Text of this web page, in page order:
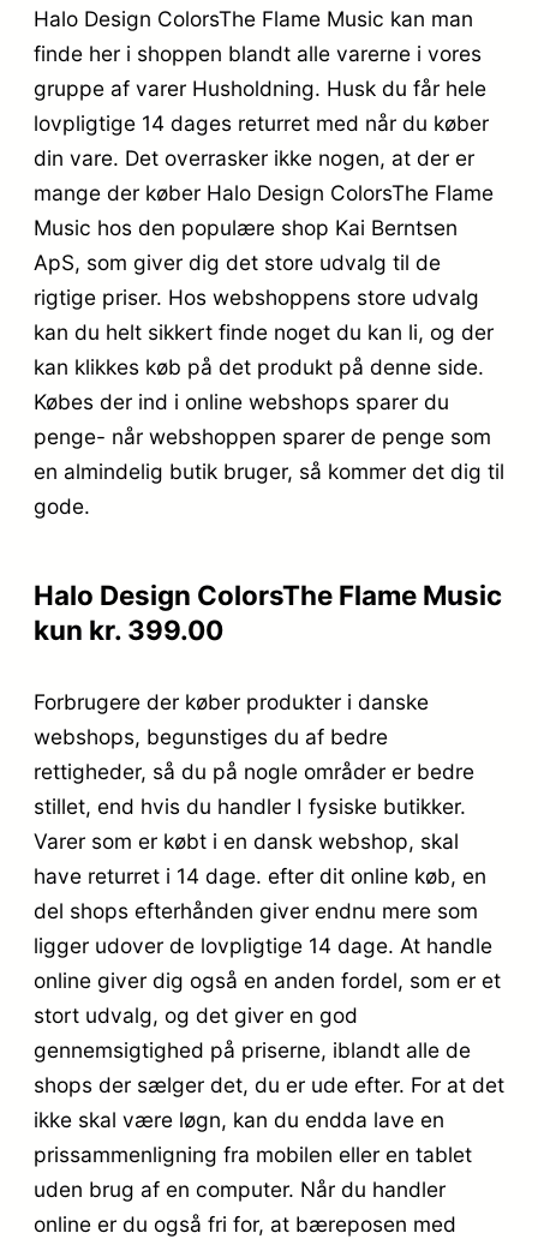
Halo Design ColorsThe Flame Music kan man
finde her i shoppen blandt alle varerne i vores
gruppe af varer Husholdning. Husk du får hele
lovpligtige 14 dages returret med når du køber
din vare. Det overrasker ikke nogen, at der er
mange der køber Halo Design ColorsThe Flame
Music hos den populære shop Kai Berntsen
ApS, som giver dig det store udvalg til de
rigtige priser. Hos webshoppens store udvalg
kan du helt sikkert finde noget du kan li, og der
kan klikkes køb på det produkt på denne side.
Købes der ind i online webshops sparer du
penge- når webshoppen sparer de penge som
en almindelig butik bruger, så kommer det dig til
gode.
Halo Design ColorsThe Flame Music
kun kr. 399.00
Forbrugere der køber produkter i danske
webshops, begunstiges du af bedre
rettigheder, så du på nogle områder er bedre
stillet, end hvis du handler I fysiske butikker.
Varer som er købt i en dansk webshop, skal
have returret i 14 dage. efter dit online køb, en
del shops efterhånden giver endnu mere som
ligger udover de lovpligtige 14 dage. At handle
online giver dig også en anden fordel, som er et
stort udvalg, og det giver en god
gennemsigtighed på priserne, iblandt alle de
shops der sælger det, du er ude efter. For at det
ikke skal være løgn, kan du endda lave en
prissammenligning fra mobilen eller en tablet
uden brug af en computer. Når du handler
online er du også fri for, at bæreposen med